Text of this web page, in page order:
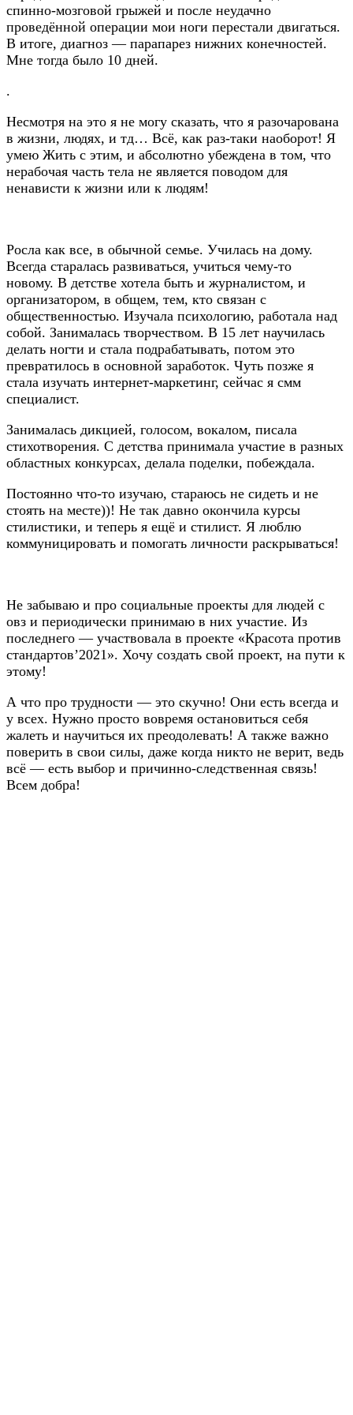
спинно-мозговой грыжей и после неудачно
проведённой операции мои ноги перестали двигаться.
В итоге, диагноз — парапарез нижних конечностей.
Мне тогда было 10 дней.
.
Несмотря на это я не могу сказать, что я разочарована
в жизни, людях, и тд… Всё, как раз-таки наоборот! Я
умею Жить с этим, и абсолютно убеждена в том, что
нерабочая часть тела не является поводом для
ненависти к жизни или к людям!
Росла как все, в обычной семье. Училась на дому.
Всегда старалась развиваться, учиться чему-то
новому. В детстве хотела быть и журналистом, и
организатором, в общем, тем, кто связан с
общественностью. Изучала психологию, работала над
собой. Занималась творчеством. В 15 лет научилась
делать ногти и стала подрабатывать, потом это
превратилось в основной заработок. Чуть позже я
стала изучать интернет-маркетинг, сейчас я смм
специалист.
Занималась дикцией, голосом, вокалом, писала
стихотворения. С детства принимала участие в разных
областных конкурсах, делала поделки, побеждала.
Постоянно что-то изучаю, стараюсь не сидеть и не
стоять на месте))! Не так давно окончила курсы
стилистики, и теперь я ещё и стилист. Я люблю
коммуницировать и помогать личности раскрываться!
Не забываю и про социальные проекты для людей с
овз и периодически принимаю в них участие. Из
последнего — участвовала в проекте «Красота против
стандартов’2021». Хочу создать свой проект, на пути к
этому!
А что про трудности — это скучно! Они есть всегда и
у всех. Нужно просто вовремя остановиться себя
жалеть и научиться их преодолевать! А также важно
поверить в свои силы, даже когда никто не верит, ведь
всё — есть выбор и причинно-следственная связь!
Всем добра!